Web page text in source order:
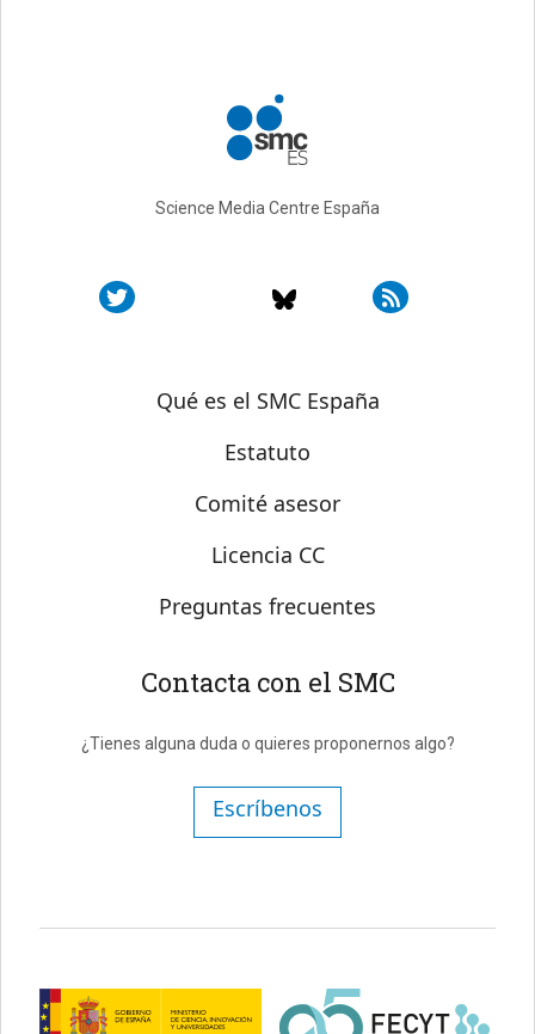
Science Media Centre España
Sobre SMC España
Qué es el SMC España
Estatuto
Comité asesor
Licencia CC
Preguntas frecuentes
Contacta con el SMC
¿Tienes alguna duda o quieres proponernos algo?
Escríbenos